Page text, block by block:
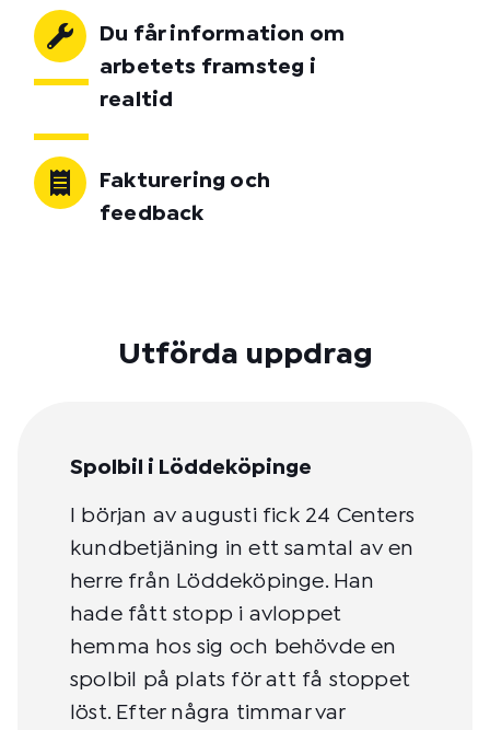
Du får information om
arbetets framsteg i
realtid
Fakturering och
feedback
Utförda uppdrag
Spolbil i Löddeköpinge
I början av augusti fick 24 Centers
kundbetjäning in ett samtal av en
herre från Löddeköpinge. Han
hade fått stopp i avloppet
hemma hos sig och behövde en
spolbil på plats för att få stoppet
löst. Efter några timmar var